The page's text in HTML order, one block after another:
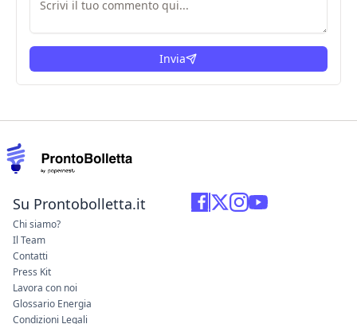
Invia
Su Prontobolletta.it
Chi siamo?
Il Team
Contatti
Press Kit
Lavora con noi
Glossario Energia
Condizioni Legali